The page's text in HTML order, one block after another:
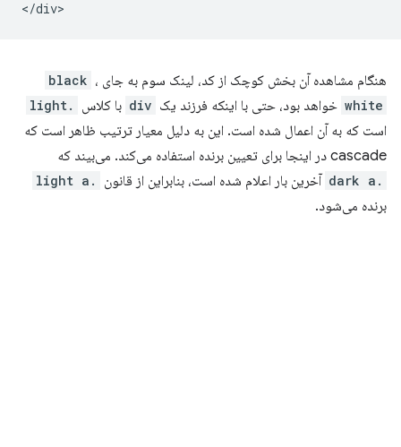
هنگام مشاهده آن بخش کوچک از کد، لینک سوم به جای black ،
white خواهد بود، حتی با اینکه فرزند یک div با کلاس .light
است که به آن اعمال شده است. این به دلیل معیار ترتیب ظاهر است که
cascade در اینجا برای تعیین برنده استفاده می‌کند. می‌بیند که
.dark a آخرین بار اعلام شده است، بنابراین از قانون .light a
برنده می‌شود.